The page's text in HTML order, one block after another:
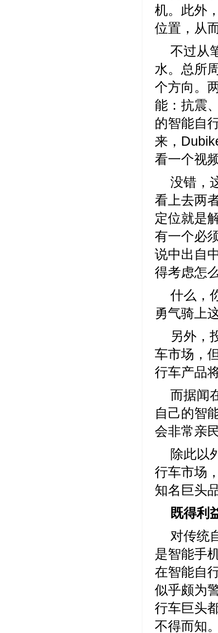
机。此外
位置，从
不过从
水。总所
个方向。
能：抗震
的智能自
来，
看一个视
没错，
看上去两
定位就是
有一个必
说中出自
得考虑怎
什么，
勇气骑上
另外，
车市场，
行车产品
而据闻
自己的智
会非常亲
除此以
行车市场
知名巨头
既得利
对传统
是智能手
在智能自
似乎颇为
行车巨头
不得而知